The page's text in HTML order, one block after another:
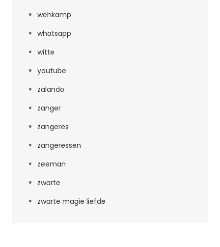
wehkamp
whatsapp
witte
youtube
zalando
zanger
zangeres
zangeressen
zeeman
zwarte
zwarte magie liefde